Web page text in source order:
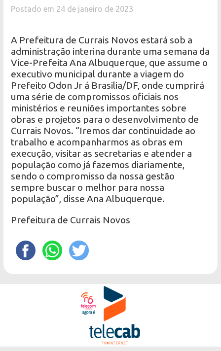
Postado em 24 de janeiro de 2023
A Prefeitura de Currais Novos estará sob a
administração interina durante uma semana da
Vice-Prefeita Ana Albuquerque, que assume o
executivo municipal durante a viagem do
Prefeito Odon Jr á Brasilia/DF, onde cumprirá
uma série de compromissos oficiais nos
ministérios e reuniões importantes sobre
obras e projetos para o desenvolvimento de
Currais Novos. “Iremos dar continuidade ao
trabalho e acompanharmos as obras em
execução, visitar as secretarias e atender a
população como já fazemos diariamente,
sendo o compromisso da nossa gestão
sempre buscar o melhor para nossa
população”, disse Ana Albuquerque.
Prefeitura de Currais Novos